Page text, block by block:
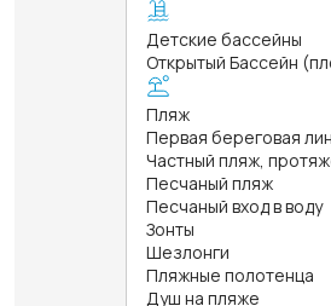
Детские бассейны
Открытый Бассейн
Пляж
Первая береговая
Частный пляж,
Песчаный пляж
Песчаный вход в воду
Зонты
Шезлонги
Пляжные полотенца
Душ на пляже